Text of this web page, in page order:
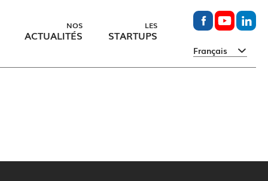
NOS
ACTUALITÉS
LES
STARTUPS
Français